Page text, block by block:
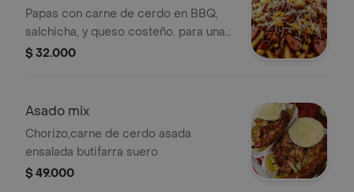
Papas con carne de cerdo en BBQ,
salchicha, y queso costeño. para una
persona
$ 32.000
Asado mix
Chorizo,carne de cerdo asada
ensalada butifarra suero
$ 49.000